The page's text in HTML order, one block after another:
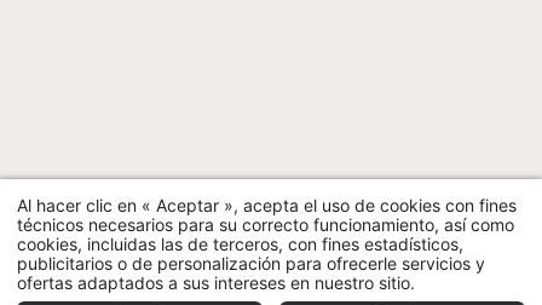
Al hacer clic en « Aceptar », acepta el uso de cookies con fines
técnicos necesarios para su correcto funcionamiento, así como
cookies, incluidas las de terceros, con fines estadísticos,
publicitarios o de personalización para ofrecerle servicios y
ofertas adaptados a sus intereses en nuestro sitio.